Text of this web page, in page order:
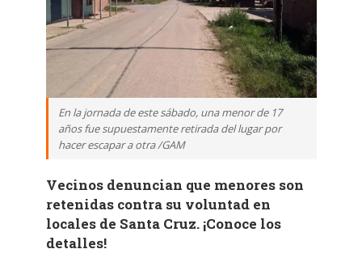
En la jornada de este sábado, una menor de 17
años fue supuestamente retirada del lugar por
hacer escapar a otra /GAM
Vecinos denuncian que menores son
retenidas contra su voluntad en
locales de Santa Cruz. ¡Conoce los
detalles!